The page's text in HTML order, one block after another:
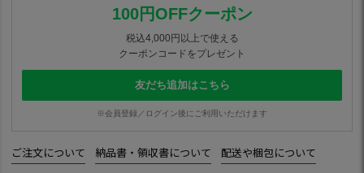
100円OFFクーポン
税込4,000円以上で使える
クーポンコードをプレゼント
友だち追加はこちら
※会員登録／ログイン後にご利用いただけます
ご注文について 納品書・領収書について 配送や梱包について